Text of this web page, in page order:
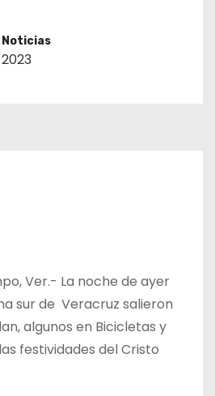
Noticias
Ver.- La noche de ayer
sur de Veracruz salieron
algunos en Bicicletas y
festividades del Cristo